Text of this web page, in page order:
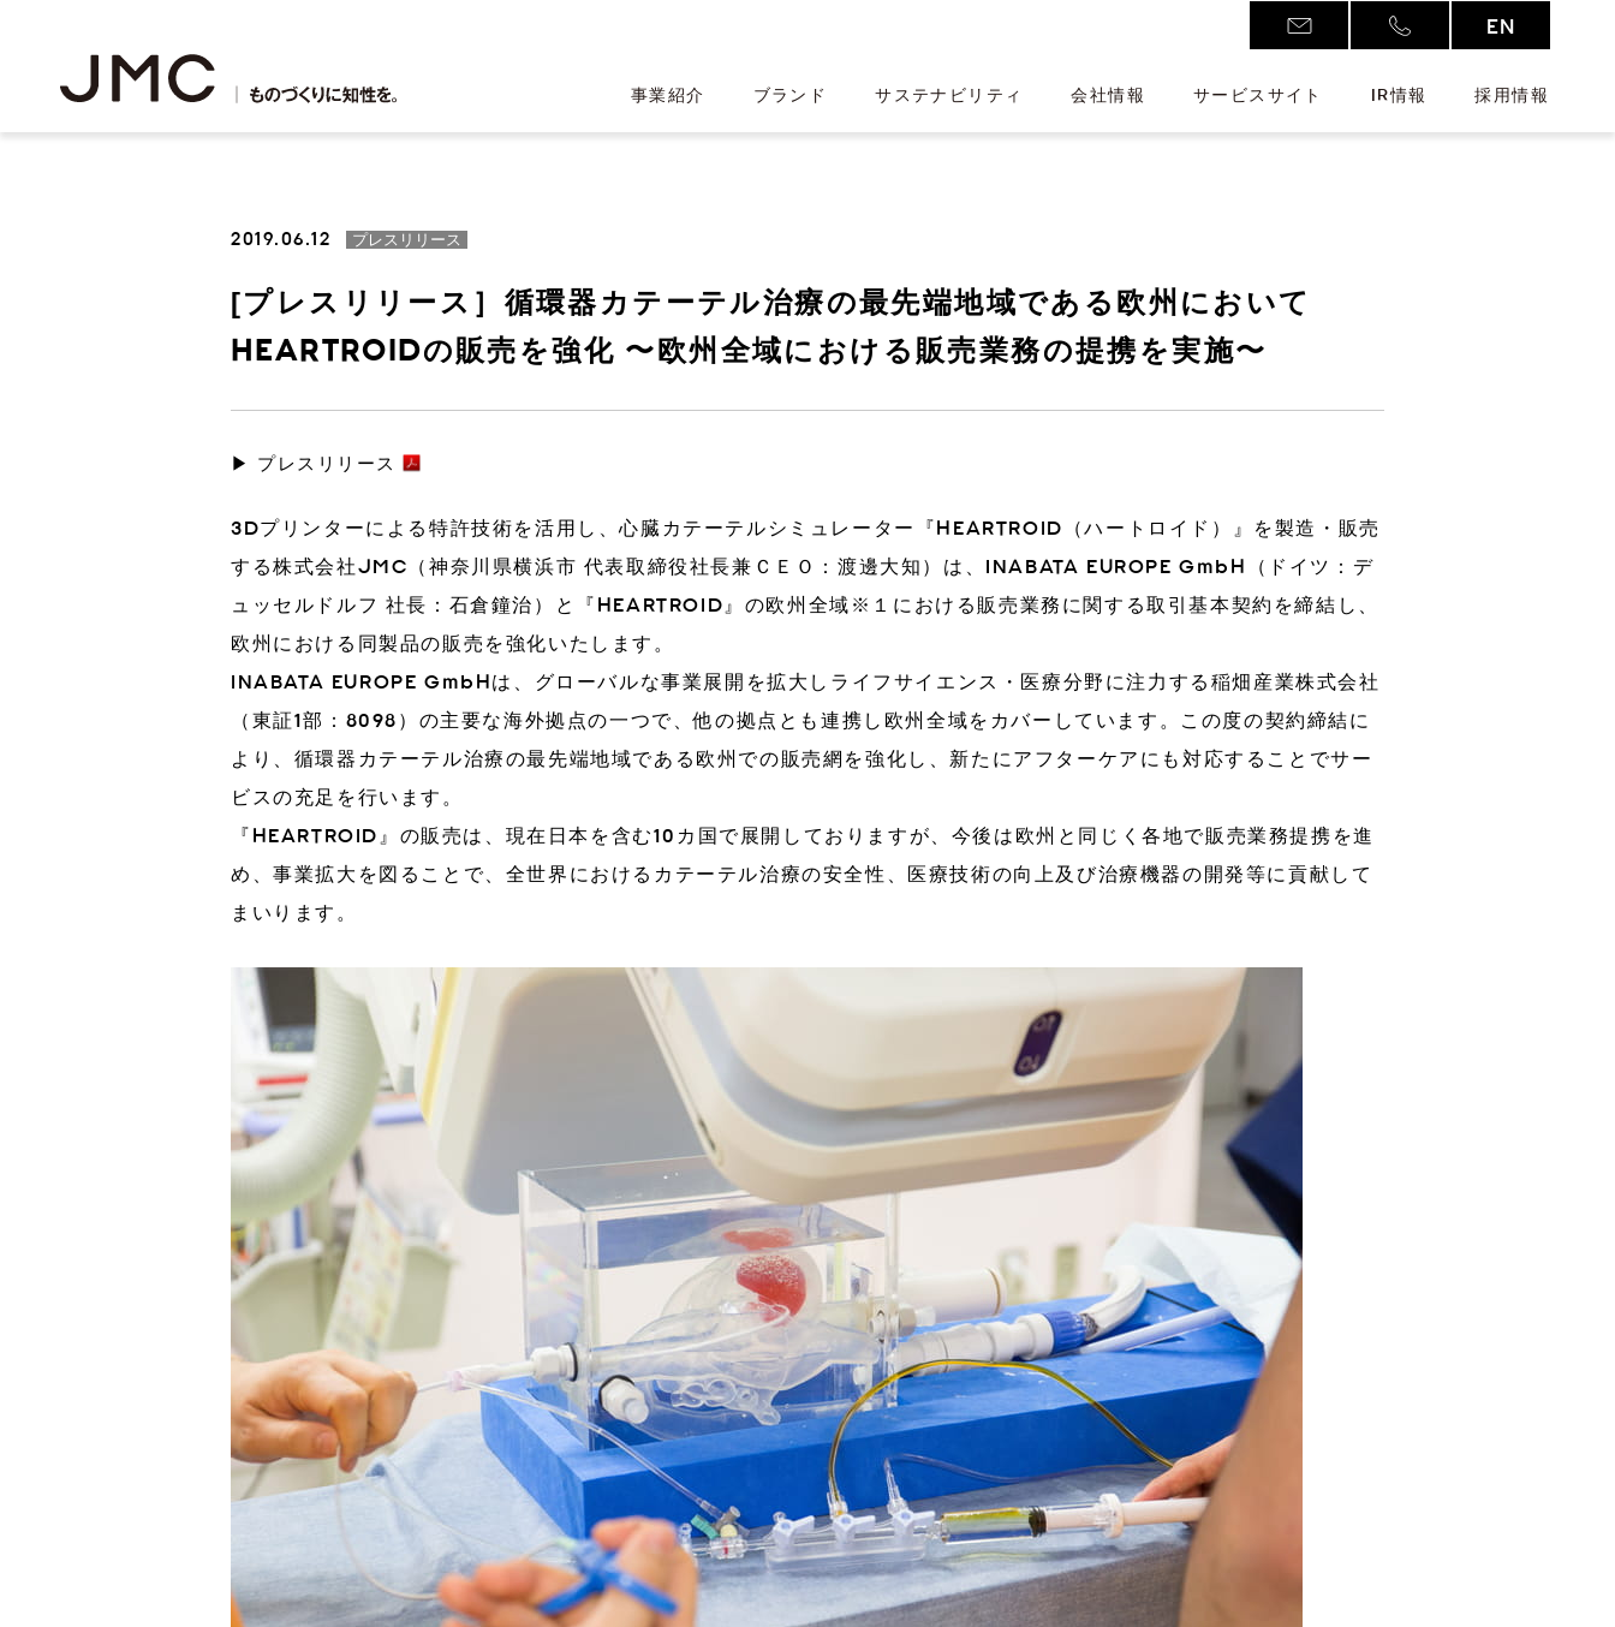
EN
事業紹介 ブランド サステナビリティ 会社情報 サービスサイト IR情報 採用情報
3Dプリント臓器模型 CT生物図鑑 3DiH 3DiH Printer 3Dプリンター装置販売
2019.06.12 プレスリリース
[プレスリリース］循環器カテーテル治療の最先端地域である欧州において
HEARTROIDの販売を強化 〜欧州全域における販売業務の提携を実施〜
▶ プレスリリース
3Dプリンターによる特許技術を活用し、心臓カテーテルシミュレーター『HEARTROID（ハートロイド）』を製造・販売
する株式会社JMC（神奈川県横浜市 代表取締役社長兼ＣＥＯ：渡邊大知）は、INABATA EUROPE GmbH（ドイツ：デ
ュッセルドルフ 社長：石倉鐘治）と『HEARTROID』の欧州全域※１における販売業務に関する取引基本契約を締結し、
欧州における同製品の販売を強化いたします。
INABATA EUROPE GmbHは、グローバルな事業展開を拡大しライフサイエンス・医療分野に注力する稲畑産業株式会社
（東証1部：8098）の主要な海外拠点の一つで、他の拠点とも連携し欧州全域をカバーしています。この度の契約締結に
より、循環器カテーテル治療の最先端地域である欧州での販売網を強化し、新たにアフターケアにも対応することでサー
ビスの充足を行います。
『HEARTROID』の販売は、現在日本を含む10カ国で展開しておりますが、今後は欧州と同じく各地で販売業務提携を進
め、事業拡大を図ることで、全世界におけるカテーテル治療の安全性、医療技術の向上及び治療機器の開発等に貢献して
まいります。